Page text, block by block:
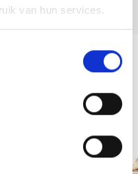
van hun services.
te parkeren of vorstvrij en
tevens de opstelplaats voor
is hier een waterpunt